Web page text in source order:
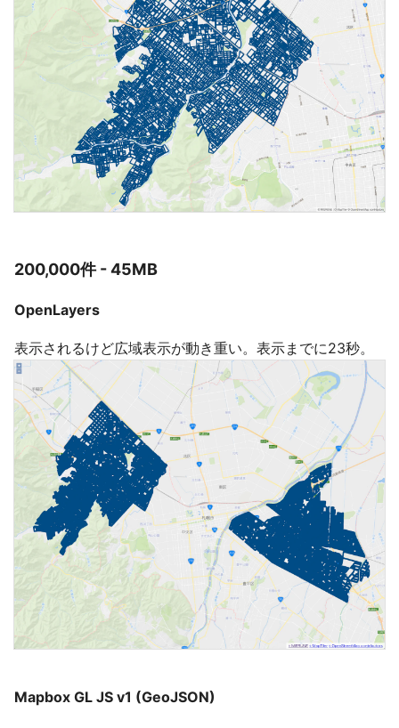
200,000件 - 45MB
OpenLayers
表示されるけど広域表示が動き重い。表示までに23秒。
Mapbox GL JS v1 (GeoJSON)